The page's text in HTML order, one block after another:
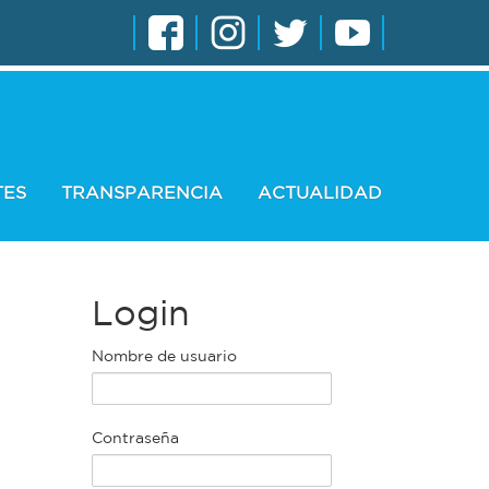
TRANSPARENCIA ACTUALIDAD
Login
Nombre de usuario
Contraseña